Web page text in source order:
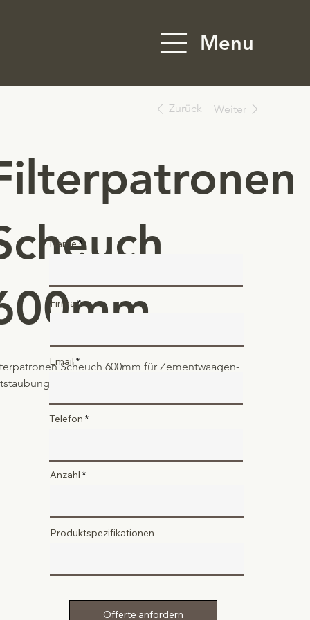
Menu
Zurück Weiter
Scheuch 600mm für Zementwaagen-
Name
Firma
Email
Telefon
Anzahl
Produktspezifikationen
Offerte anfordern